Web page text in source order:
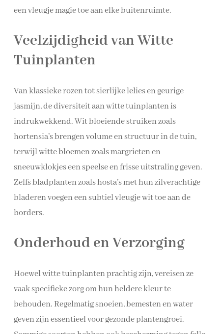
een vleugje magie toe aan elke buitenruimte.
Veelzijdigheid van Witte
Tuinplanten
Van klassieke rozen tot sierlijke lelies en geurige
jasmijn, de diversiteit aan witte tuinplanten is
indrukwekkend. Wit bloeiende struiken zoals
hortensia’s brengen volume en structuur in de tuin,
terwijl witte bloemen zoals margrieten en
sneeuwklokjes een speelse en frisse uitstraling geven.
Zelfs bladplanten zoals hosta’s met hun zilverachtige
bladeren voegen een subtiel vleugje wit toe aan de
borders.
Onderhoud en Verzorging
Hoewel witte tuinplanten prachtig zijn, vereisen ze
vaak specifieke zorg om hun heldere kleur te
behouden. Regelmatig snoeien, bemesten en water
geven zijn essentieel voor gezonde plantengroei.